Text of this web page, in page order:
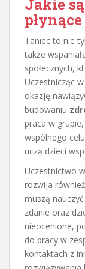
Jakie
Taniec to nie
także
społecznych,
Uczestnicząc
okazję
budowaniu
praca w
wspólnego
uczą dzieci
Uczestnictwo
rozwija
muszą
zdanie oraz
nieocenione,
do pracy w
kontaktach z